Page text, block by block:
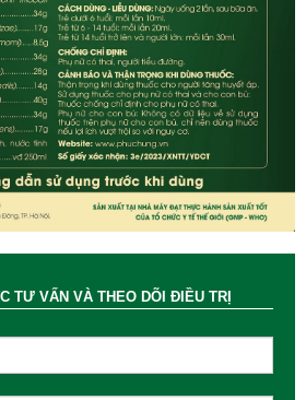
TƯ VẤN VÀ THEO DÕI ĐIỀU TRỊ